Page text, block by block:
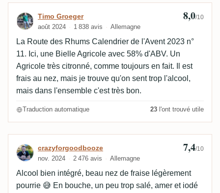
Avis de Timo Groeger
Timo Groeger
août 2024 1 838 avis Allemagne
8,0/10
La Route des Rhums Calendrier de l'Avent 2023 n°
11. Ici, une Bielle Agricole avec 58% d'ABV. Un
Agricole très citronné, comme toujours en fait. Il est
frais au nez, mais je trouve qu'on sent trop l'alcool,
mais dans l'ensemble c'est très bon.
Traduction automatique 23 l'ont trouvé utile
Avis de crazyforgoodbooze
crazyforgoodbooze
nov. 2024 2 476 avis Allemagne
7,4/10
Alcool bien intégré, beau nez de fraise légèrement
pourrie 😅 En bouche, un peu trop salé, amer et iodé